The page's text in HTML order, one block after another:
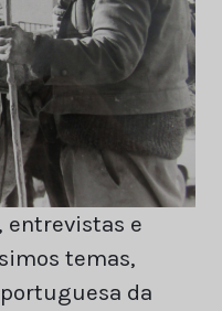
entrevistas e
temas,
da